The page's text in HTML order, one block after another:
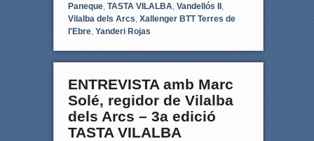
Paneque, TASTA VILALBA Vandellós II,
Vilalba dels Arcs Xallenger BTT Terres de
l'Ebre, Yanderi Rojas
ENTREVISTA amb Marc
Solé, regidor de Vilalba
dels Arcs – 3a edició
TASTA VILALBA